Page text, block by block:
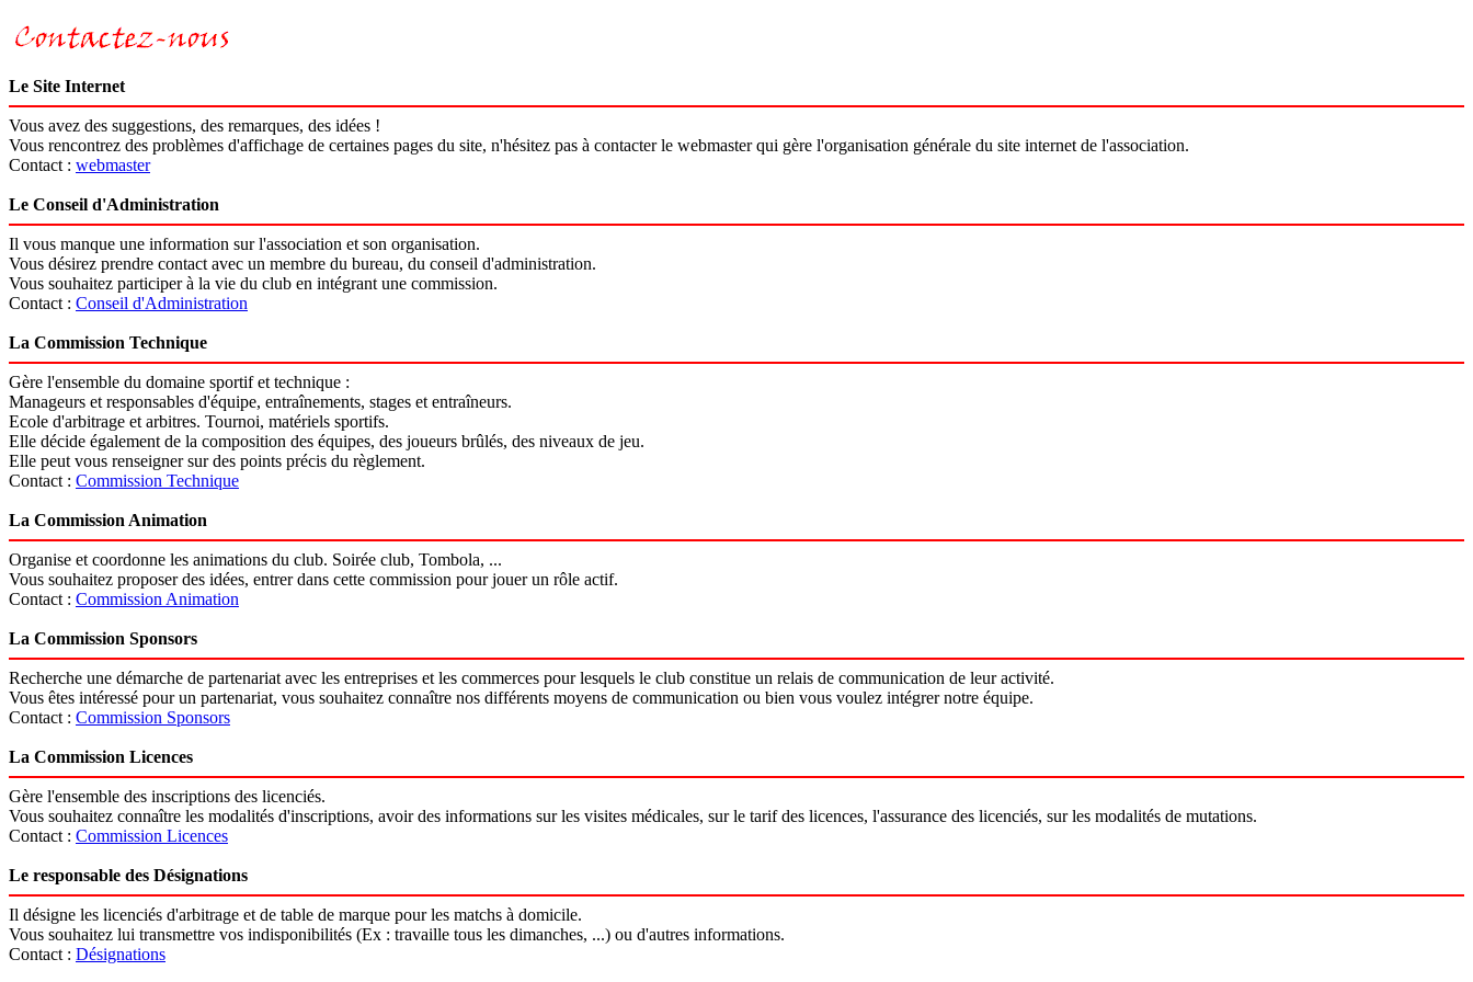
Le Site Internet
Vous avez des suggestions, des remarques, des idées !
Vous rencontrez des problèmes d'affichage de certaines pages du site, n'hésitez pas à contacter le webmaster qui gère l'organisation générale du site internet de l'association.
Contact : webmaster
Le Conseil d'Administration
Il vous manque une information sur l'association et son organisation.
Vous désirez prendre contact avec un membre du bureau, du conseil d'administration.
Vous souhaitez participer à la vie du club en intégrant une commission.
Contact : Conseil d'Administration
La Commission Technique
Gère l'ensemble du domaine sportif et technique :
Manageurs et responsables d'équipe, entraînements, stages et entraîneurs.
Ecole d'arbitrage et arbitres. Tournoi, matériels sportifs.
Elle décide également de la composition des équipes, des joueurs brûlés, des niveaux de jeu.
Elle peut vous renseigner sur des points précis du règlement.
Contact : Commission Technique
La Commission Animation
Organise et coordonne les animations du club. Soirée club, Tombola, ...
Vous souhaitez proposer des idées, entrer dans cette commission pour jouer un rôle actif.
Contact : Commission Animation
La Commission Sponsors
Recherche une démarche de partenariat avec les entreprises et les commerces pour lesquels le club constitue un relais de communication de leur activité.
Vous êtes intéressé pour un partenariat, vous souhaitez connaître nos différents moyens de communication ou bien vous voulez intégrer notre équipe.
Contact : Commission Sponsors
La Commission Licences
Gère l'ensemble des inscriptions des licenciés.
Vous souhaitez connaître les modalités d'inscriptions, avoir des informations sur les visites médicales, sur le tarif des licences, l'assurance des licenciés, sur les modalités de mutations.
Contact : Commission Licences
Le responsable des Désignations
Il désigne les licenciés d'arbitrage et de table de marque pour les matchs à domicile.
Vous souhaitez lui transmettre vos indisponibilités (Ex : travaille tous les dimanches, ...) ou d'autres informations.
Contact : Désignations